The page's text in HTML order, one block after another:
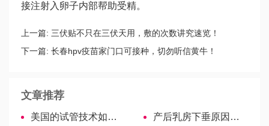
接注射入卵子内部帮助受精。
上一篇: 三伏贴不只在三伏天用，敷的次数讲究速览！
下一篇: 长春hpv疫苗家门口可接种，切勿听信黄牛！
文章推荐
美国的试管技术如何帮助习惯性流产的女性受孕？ 产后乳房下垂原因揭秘，母乳喂养不是主要原因